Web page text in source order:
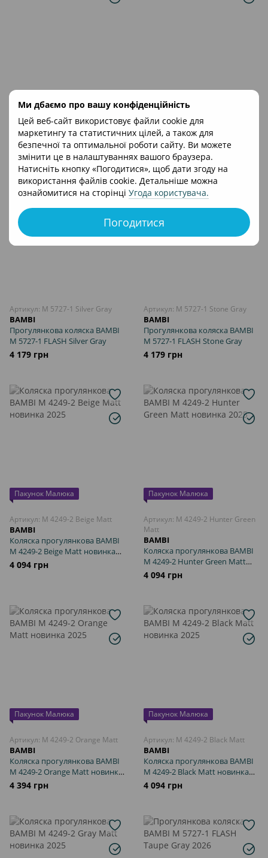
Ми дбаємо про вашу конфіденційність
Цей веб-сайт використовує файли cookie для
маркетингу та статистичних цілей, а також для
безпечної та оптимальної роботи сайту. Ви можете
змінити це в налаштуваннях вашого браузера.
Натисніть кнопку «Погодитися», щоб дати згоду на
використання файлів cookie. Детальніше можна
ознайомитися на сторінці Угода користувача.
Погодитися
BAMBI
Прогулянкова коляска BAMBI
M 5727-1 FLASH Chocolate
4 179 грн
BAMBI
Прогулянкова коляска BAMBI
M 5727-1 FLASH Almost Black
4 267 грн
Артикул: M 5727-1 Silver Gray
BAMBI
Прогулянкова коляска BAMBI
M 5727-1 FLASH Silver Gray
4 179 грн
Артикул: M 5727-1 Stone Gray
BAMBI
Прогулянкова коляска BAMBI
M 5727-1 FLASH Stone Gray
4 179 грн
Пакунок Малюка
Артикул: M 4249-2 Beige Matt
BAMBI
Коляска прогулянкова BAMBI
M 4249-2 Beige Matt новинка
2025
4 094 грн
Пакунок Малюка
Артикул: M 4249-2 Hunter Green
Matt
BAMBI
Коляска прогулянкова BAMBI
M 4249-2 Hunter Green Matt
новинка 2025
4 094 грн
Пакунок Малюка
Артикул: M 4249-2 Orange Matt
BAMBI
Коляска прогулянкова BAMBI
M 4249-2 Orange Matt новинка
2025
4 394 грн
Пакунок Малюка
Артикул: M 4249-2 Black Matt
BAMBI
Коляска прогулянкова BAMBI
M 4249-2 Black Matt новинка
2025
4 094 грн